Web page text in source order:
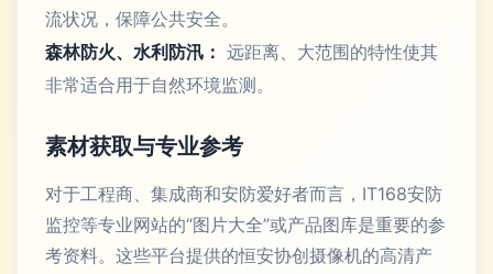
流状况，保障公共安全。
森林防火、水利防汛： 远距离、大范围的特性使其
非常适合用于自然环境监测。
素材获取与专业参考
对于工程商、集成商和安防爱好者而言，IT168安防
监控等专业网站的“图片大全”或产品图库是重要的参
考资料。这些平台提供的恒安协创摄像机的高清产